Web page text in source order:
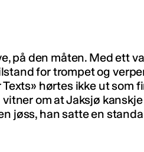
på den måten. Med ett
for trompet og
hørtes ikke ut som
om at Jaksjø
jøss, han satte en